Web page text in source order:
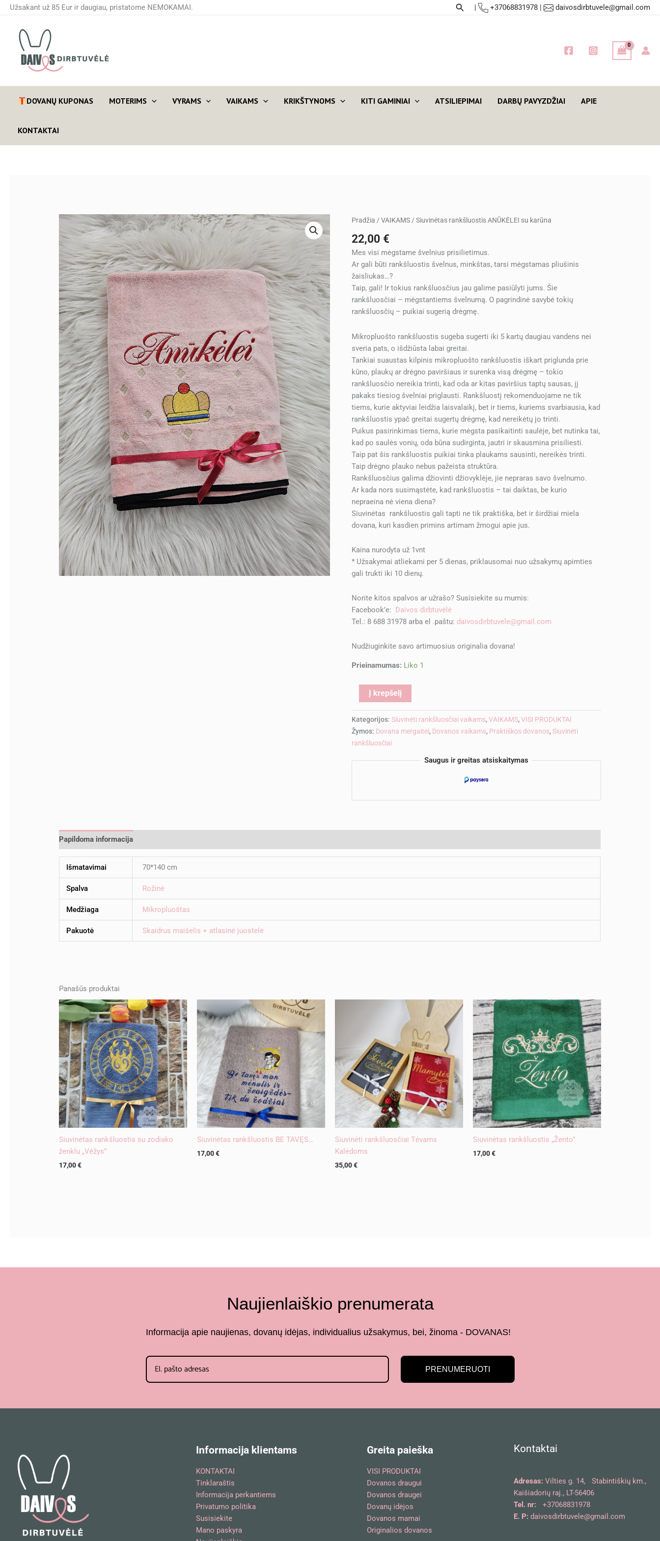
Pereiti
turinio
Užsakant už 85 Eur ir daugiau, pristatome NEMOKAMAI. Paieška
| +37068831978 | daivosdirbtuvele@gmail.com
DOVANŲ KUPONAS MOTERIMS VYRAMS VAIKAMS KRIKŠTYNOMS KITI GAMINIAI ATSILIEPIMAI DARBŲ PAVYZDŽIAI APIE
KONTAKTAI
Pradžia /VAIKAMS / Siuvinėtas rankšluostis ANŪKĖLEI su karūna
22,00 €
Mes visi mėgstame švelnius prisilietimus.
Ar gali būti rankšluostis švelnus, minkštas, tarsi mėgstamas pliušinis
žaisliukas…?
Taip, gali! Ir tokius rankšluosčius jau galime pasiūlyti jums. Šie
rankšluosčiai – mėgstantiems švelnumą. O pagrindinė savybė tokių
rankšluosčių – puikiai sugerią drėgmę.
Mikropluošto rankšluostis sugeba sugerti iki 5 kartų daugiau vandens nei
sveria pats, o išdžiūsta labai greitai.
Tankiai suaustas kilpinis mikropluošto rankšluostis iškart priglunda prie
kūno, plaukų ar drėgno paviršiaus ir surenka visą drėgmę – tokio
rankšluosčio nereikia trinti, kad oda ar kitas paviršius taptų sausas, jį
pakaks tiesiog švelniai priglausti. Rankšluostį rekomenduojame ne tik
tiems, kurie aktyviai leidžia laisvalaikį, bet ir tiems, kuriems svarbiausia, kad
rankšluostis ypač greitai sugertų drėgmę, kad nereikėtų jo trinti.
Puikus pasirinkimas tiems, kurie mėgsta pasikaitinti saulėje, bet nutinka tai,
kad po saulės vonių, oda būna sudirginta, jautri ir skausmina prisiliesti.
Taip pat šis rankšluostis puikiai tinka plaukams sausinti, nereikės trinti.
Taip drėgno plauko nebus pažeista struktūra.
Rankšluosčius galima džiovinti džiovyklėje, jie nepraras savo švelnumo.
Ar kada nors susimąstėte, kad rankšluostis – tai daiktas, be kurio
nepraeina nė viena diena?
Siuvinėtas rankšluostis gali tapti ne tik praktiška, bet ir širdžiai miela
dovana, kuri kasdien primins artimam žmogui apie jus.
Kaina nurodyta už 1vnt
* Užsakymai atliekami per 5 dienas, priklausomai nuo užsakymų apimties
gali trukti iki 10 dienų.
Norite kitos spalvos ar užrašo? Susisiekite su mumis:
Facebook’e: Daivos dirbtuvėlė
Tel.: 8 688 31978 arba el .paštu: daivosdirbtuvele@gmail.com
Nudžiuginkite savo artimuosius originalia dovana!
Prieinamumas: Liko 1
produkto
Siuvinėtas
rankšluostis
ANŪKĖLEI
su
karūna
Į krepšelį
Kategorijos:Siuvinėti rankšluosčiai vaikams,VAIKAMS,VISI PRODUKTAI
Žymos: Dovana mergaitei, Dovanos vaikams, Praktiškos dovanos,Siuvinėti
rankšluosčiai
Saugus ir greitas atsiskaitymas
Papildoma informacija
Išmatavimai 70*140 cm
Spalva Rožinė
Medžiaga Mikropluoštas
Pakuotė Skaidrus maišelis + atlasinė juostelė
Panašūs produktai
Siuvinėtas rankšluostis su zodiako
ženklu „Vėžys”
17,00€
Siuvinėtas rankšluostis BE TAVĘS…
17,00€
Siuvinėti rankšluosčiai Tėvams
Kalėdoms
35,00€
Siuvinėtas rankšluostis „Žento”
17,00€
Naujienlaiškio prenumerata
Informacija apie naujienas, dovanų idėjas, individualius užsakymus, bei, žinoma - DOVANAS!
PRENUMERUOTI
Informacija klientams
KONTAKTAI
Tinklaraštis
Informacija perkantiems
Privatumo politika
Susisiekite
Mano paskyra
Greita paieška
VISI PRODUKTAI
Dovanos draugui
Dovanos draugei
Dovanų idėjos
Dovanos mamai
Originalios dovanos
Kontaktai
Adresas:Vilties g. 14, Stabintiškių km.,
Kaišiadorių raj., LT-56406
Tel. nr:
+37068831978
E. P: daivosdirbtuvele@gmail.com